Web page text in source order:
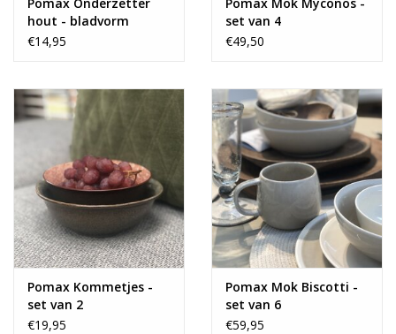
hout - bladvorm
€14,95
set van 4
€49,50
Pomax Kommetjes -
set van 2
€19,95
Pomax Mok Biscotti -
set van 6
€59,95